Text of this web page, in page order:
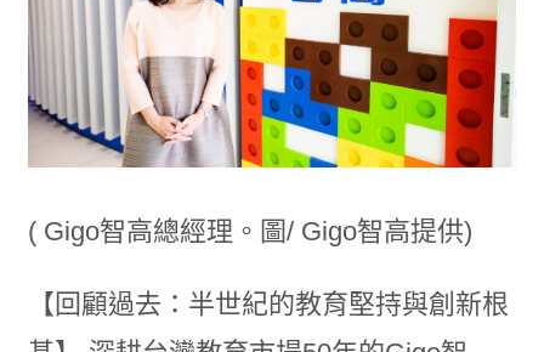
( Gigo智高總經理。圖/ Gigo智高提供)
【回顧過去：半世紀的教育堅持與創新根